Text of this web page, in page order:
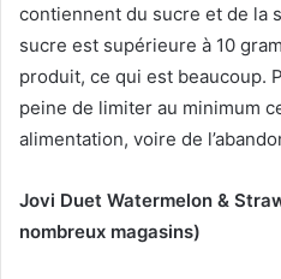
contiennent du sucre et de la
sucre est supérieure à 10
produit, ce qui est beaucoup.
peine de limiter au minimum
alimentation, voire de
Jovi Duet Watermelon &
nombreux magasins)